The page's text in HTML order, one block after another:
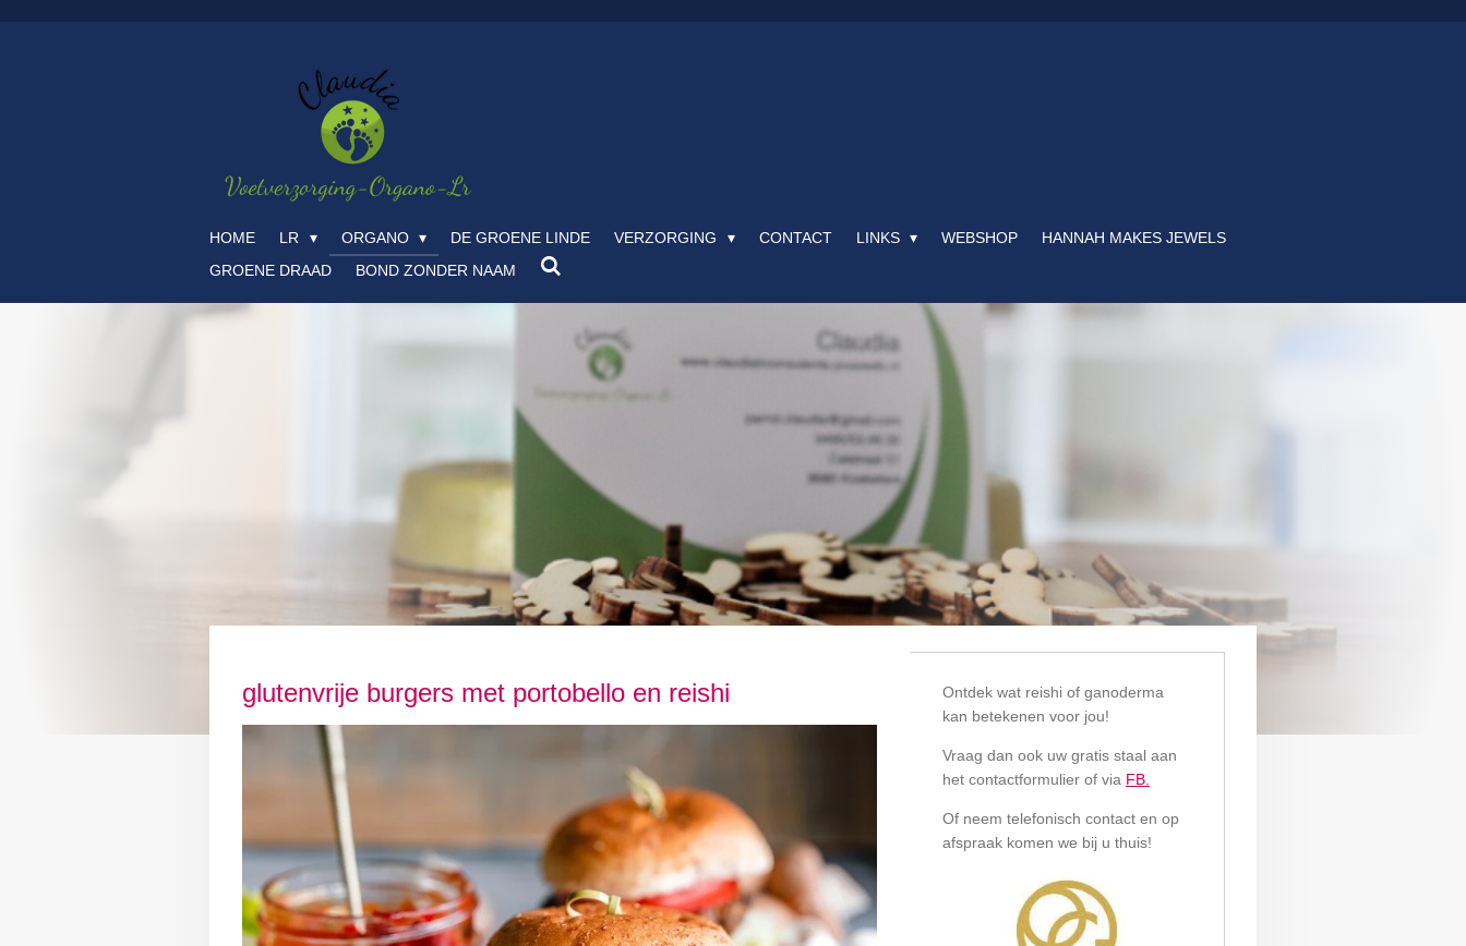
HOME LR ORGANO DE GROENE LINDE VERZORGING CONTACT LINKS WEBSHOP
HANNAH MAKES JEWELS
GROENE DRAAD
BOND ZONDER NAAM
glutenvrije burgers met portobello en reishi
Ontdek wat reishi of ganoderma
kan betekenen voor jou!
Vraag dan ook uw gratis staal aan
het contactformulier of via FB.
Of neem telefonisch contact en op
afspraak komen we bij u thuis!